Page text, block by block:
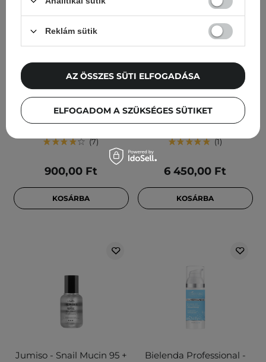
Petitfee - Gold Neck Pack
- Hidrogél Nyakmaszk az
Öregedés Jelei Ellen - 10g
7
900,00 Ft
KOSÁRBA
Cos De BAHA - SH Snail
Mucin Hyaluronic Acid
Serum - Hidratáló Szérum
Csigamucinnal - 120ml
1
6 450,00 Ft
KOSÁRBA
Jumiso - Snail Mucin 95 +
Bielenda Professional -
Reklám sütik
ELFOGADOM A SZÜKSÉGES SÜTIKET
AZ ÖSSZES SÜTI ELFOGADÁSA